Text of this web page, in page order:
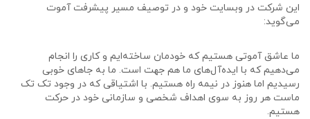
این شرکت در وبسایت خود و در توصیف مسیر پیشرفت آموت
می‌گوید:
ما عاشق آموتی هستیم که خودمان ساخته‌ایم و کاری را انجام
می‌دهیم که با ایده‌آل‌های ما هم جهت است. ما به جاهای خوبی
رسیدیم اما هنوز در نیمه راه هستیم. با اشتیاقی که در وجود تک تک
ماست هر روز به سوی اهداف شخصی و سازمانی خود در حرکت
هستیم.